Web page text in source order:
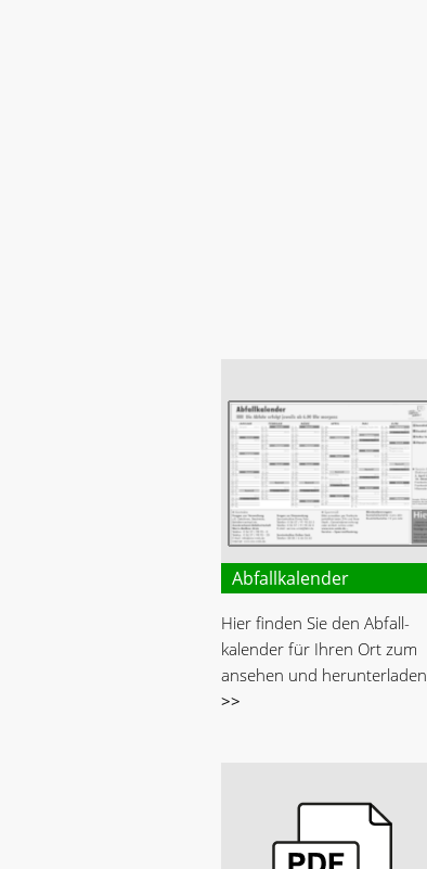
Abfallkalender
Hier finden Sie den Abfall-
kalender für Ihren Ort zum
ansehen und herunterladen
>>